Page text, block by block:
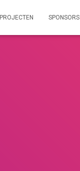
PROJECTEN SPONSORS